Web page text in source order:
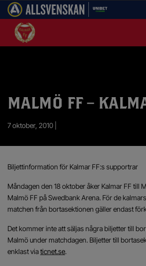
MALMÖ FF –
7 oktober, 2010 |
Biljettinformation för Kalmar FF:s supportrar
Måndagen den 18 oktober åker Kalmar FF till
Malmö FF på Swedbank Arena. För de
matchen från bortasektionen gäller endast
Det kommer inte att säljas några biljetter till
Malmö under matchdagen. Biljetter till
enklast viaticnet.se.